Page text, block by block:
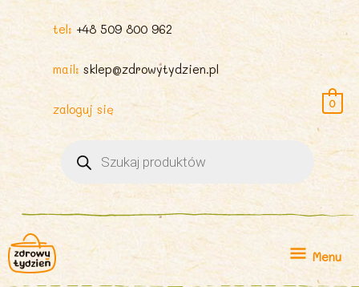
tel: +48 509 800 962
mail: sklep@zdrowytydzien.pl
zaloguj się
produktów
0
Menu
Menu